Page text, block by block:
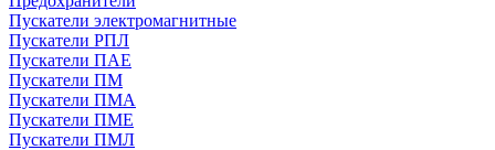
Пускатели электромагнитные
Пускатели РПЛ
Пускатели ПАЕ
Пускатели ПМ
Пускатели ПМА
Пускатели ПМЕ
Пускатели ПМЛ